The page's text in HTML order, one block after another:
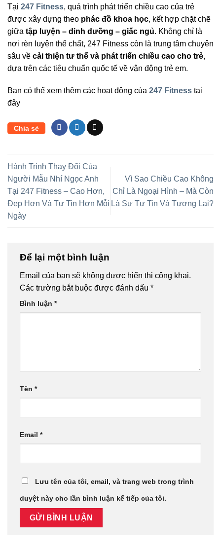
Tại 247 Fitness, quá trình phát triển chiều cao của trẻ
được xây dựng theo phác đồ khoa học, kết hợp chặt chẽ
giữa tập luyện – dinh dưỡng – giấc ngủ. Không chỉ là
nơi rèn luyện thể chất, 247 Fitness còn là trung tâm chuyên
sâu về cải thiện tư thế và phát triển chiều cao cho trẻ,
dựa trên các tiêu chuẩn quốc tế về vận động trẻ em.
Bạn có thể xem thêm các hoạt động của 247 Fitness tại
đây
Chia sẻ
Hành Trình Thay Đổi Của
Người Mẫu Nhí Ngọc Anh
Tại 247 Fitness – Cao Hơn,
Đẹp Hơn Và Tự Tin Hơn Mỗi
Ngày
Vì Sao Chiều Cao Không
Chỉ Là Ngoại Hình – Mà Còn
Là Sự Tự Tin Và Tương Lai?
Để lại một bình luận
Email của bạn sẽ không được hiển thị công khai.
Các trường bắt buộc được đánh dấu *
Bình luận *
Tên *
Email *
Lưu tên của tôi, email, và trang web trong trình
duyệt này cho lần bình luận kế tiếp của tôi.